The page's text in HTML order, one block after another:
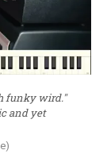
funky wird."
and yet